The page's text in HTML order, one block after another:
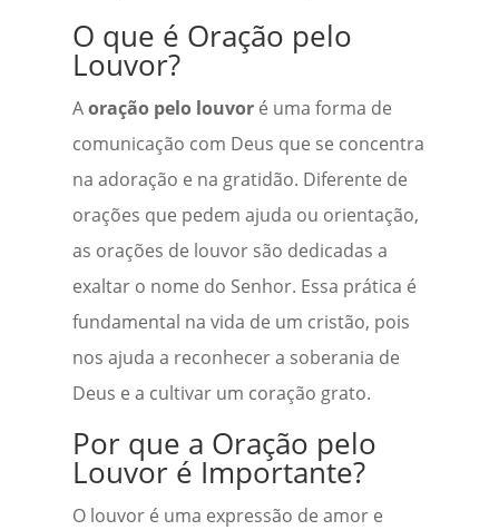
O que é Oração pelo
Louvor?
Aoração pelo louvoré uma forma de
comunicação com Deus que se concentra
na adoração e na gratidão. Diferente de
orações que pedem ajuda ou orientação,
as orações de louvor são dedicadas a
exaltar o nome do Senhor. Essa prática é
fundamental na vida de um cristão, pois
nos ajuda a reconhecer a soberania de
Deus e a cultivar um coração grato.
Por que a Oração pelo
Louvor é Importante?
O louvor é uma expressão de amor e